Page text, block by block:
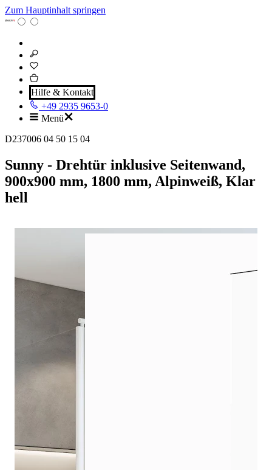
Zum Hauptinhalt springen
Hilfe & Kontakt
+49 2935 9653-0
Menü
D237006 04 50 15 04
Sunny - Drehtür inklusive Seitenwand,
900x900 mm, 1800 mm, Alpinweiß, Klar
hell